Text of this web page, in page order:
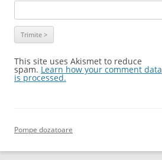
This site uses Akismet to reduce
spam. Learn how your comment data
is processed.
Pompe dozatoare